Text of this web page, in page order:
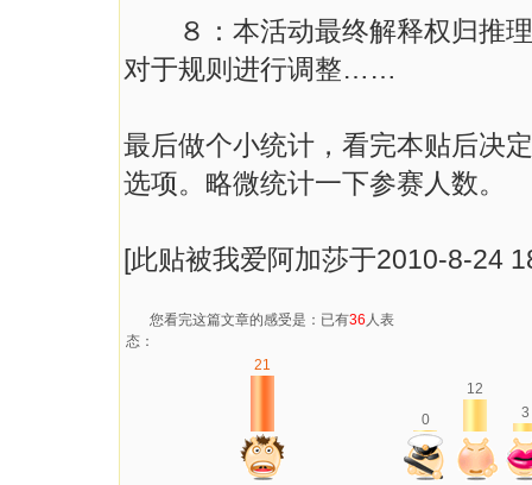
８：本活动最终解释权归推理
对于规则进行调整……
最后做个小统计，看完本贴后决
选项。略微统计一下参赛人数。
[此贴被我爱阿加莎于2010-8-24
您看完这篇文章的感受是：已有36 人表
态：
21
0
12
3